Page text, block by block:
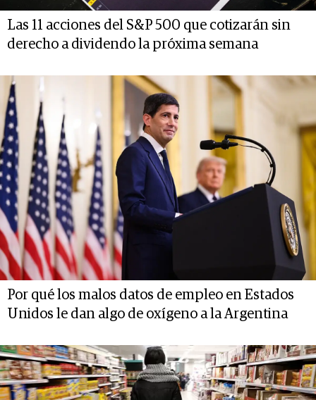
Las 11 acciones del S&P 500 que cotizarán sin
derecho a dividendo la próxima semana
Por qué los malos datos de empleo en Estados
Unidos le dan algo de oxígeno a la Argentina